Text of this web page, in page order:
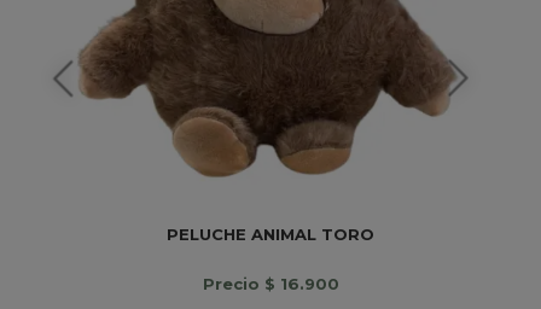
PELUCHE ANIMAL TORO
Precio $ 16.900